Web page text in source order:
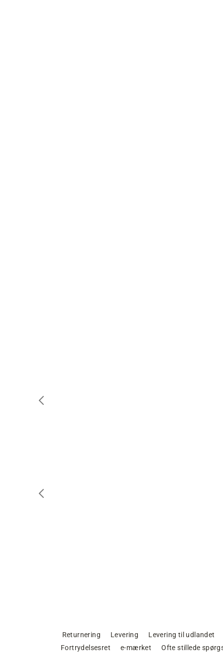
Returnering Levering
Levering til udlandet
Fortrydelsesret
e-mærket Ofte stillede